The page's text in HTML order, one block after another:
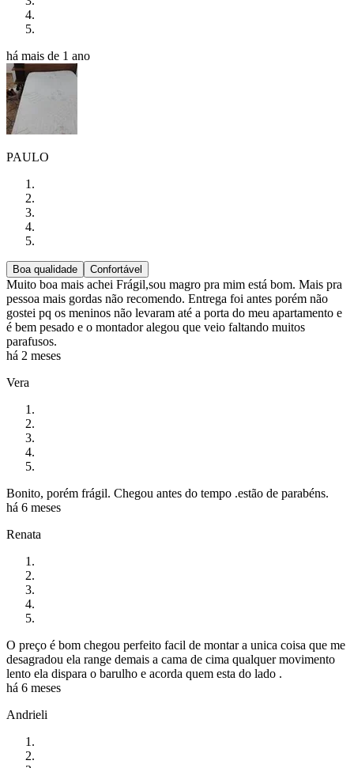
há mais de 1 ano
PAULO
Boa qualidade Confortável
Muito boa mais achei Frágil,sou magro pra mim está bom. Mais pra
pessoa mais gordas não recomendo. Entrega foi antes porém não
gostei pq os meninos não levaram até a porta do meu apartamento e
é bem pesado e o montador alegou que veio faltando muitos
parafusos.
há 2 meses
Vera
Bonito, porém frágil. Chegou antes do tempo .estão de parabéns.
há 6 meses
Renata
O preço é bom chegou perfeito facil de montar a unica coisa que me
desagradou ela range demais a cama de cima qualquer movimento
lento ela dispara o barulho e acorda quem esta do lado .
há 6 meses
Andrieli